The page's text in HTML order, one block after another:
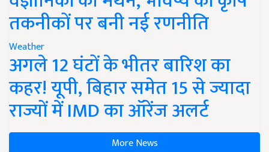
तकनीकों पर बनी नई रणनीति
Weather
अगले 12 घंटों के भीतर बारिश का
कहर! यूपी, बिहार समेत 15 से ज्यादा
राज्यों में IMD का ऑरेंज अलर्ट
More News